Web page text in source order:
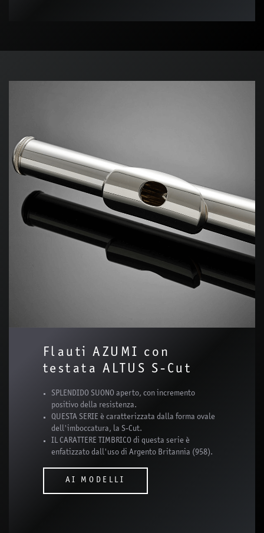
Flauti AZUMI con
testata ALTUS S-Cut
SPLENDIDO SUONO aperto, con incremento
positivo della resistenza.
QUESTA SERIE è caratterizzata dalla forma ovale
dell'imboccatura, la S-Cut.
IL CARATTERE TIMBRICO di questa serie è
enfatizzato dall'uso di Argento Britannia (958).
AI MODELLI